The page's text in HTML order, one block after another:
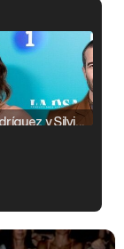
Raúl Rodríguez y Silvia Taulés nos cuentan su papel en 'La familia de la tele'